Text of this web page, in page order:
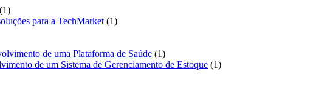
11
produtopara a TechMarket 11
de uma Plataforma de Saúde 11
produto
de um Sistema de Gerenciamento de Estoque 11